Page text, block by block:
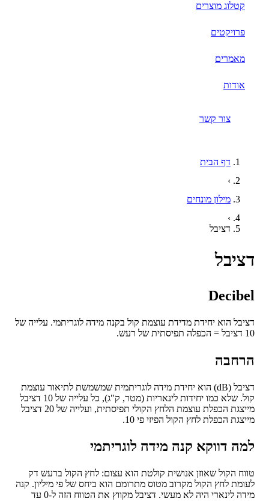
קטלוג מוצרים
פרויקטים
מאמרים
צור קשר
דף הבית
מילון מונחים
דציבל
הוא יחידת מדידת עוצמת קול בקנה מידה לוגריתמי. עלייה של
דציבל (dB) הוא יחידת מידה לוגריתמית שמשמשת לתיאור עוצמת
קול. שלא כמו יחידות לינאריות (מטר, ק"ג), כל עלייה של 10 דציבל
מייצגת הכפלת עוצמת הלחץ הקולי תפיסתית, ועלייה של 20 דציבל
הכפלת לחץ הקול הפיזי פי 10.
דווקא קנה מידה לוגריתמי
הקול שאוזן אנושית קולטת הוא עצום: לחץ הקול ברעש דק
לחץ הקול מקרוב מטוס מתרומם הוא ביחס של פי מיליון. קנה
מידה לינארי היה לא מעשי. דציבל מקווץ את הטווח הזה ל-0 עד